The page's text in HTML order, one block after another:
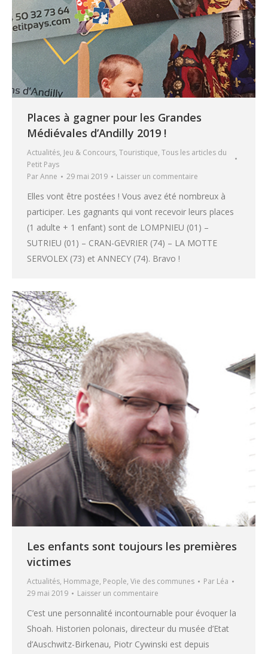
Places à gagner pour les Grandes
Médiévales d’Andilly 2019 !
Actualités, Jeu & Concours, Touristique, Tous les articles du
Petit Pays
ParAnne 29 mai 2019 Laisser un commentaire
Elles vont être postées ! Vous avez été nombreux à
participer. Les gagnants qui vont recevoir leurs places
(1 adulte + 1 enfant) sont de LOMPNIEU (01) –
SUTRIEU (01) – CRAN-GEVRIER (74) – LA MOTTE
SERVOLEX (73) et ANNECY (74). Bravo !
Les enfants sont toujours les premières
victimes
Actualités, Hommage, People, Vie des communes Par Léa
29 mai 2019
Laisser un commentaire
C’est une personnalité incontournable pour évoquer la
Shoah. Historien polonais, directeur du musée d’Etat
d’Auschwitz-Birkenau, Piotr Cywinski est depuis